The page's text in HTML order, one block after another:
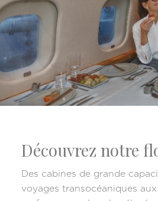
Découvrez notre
Des cabines de grande
voyages transocéaniques